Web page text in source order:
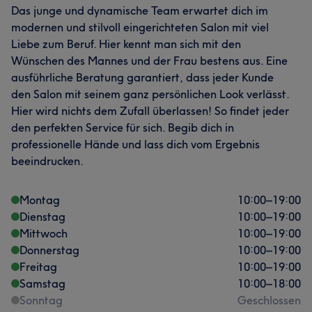
Das junge und dynamische Team erwartet dich im
modernen und stilvoll eingerichteten Salon mit viel
Liebe zum Beruf. Hier kennt man sich mit den
Wünschen des Mannes und der Frau bestens aus. Eine
ausführliche Beratung garantiert, dass jeder Kunde
den Salon mit seinem ganz persönlichen Look verlässt.
Hier wird nichts dem Zufall überlassen! So findet jeder
den perfekten Service für sich. Begib dich in
professionelle Hände und lass dich vom Ergebnis
beeindrucken.
Montag 10:00–19:00
Dienstag
10:00–19:00
Mittwoch
10:00–19:00
Donnerstag
10:00–19:00
Freitag
10:00–19:00
Samstag
10:00–18:00
Sonntag
Geschlossen